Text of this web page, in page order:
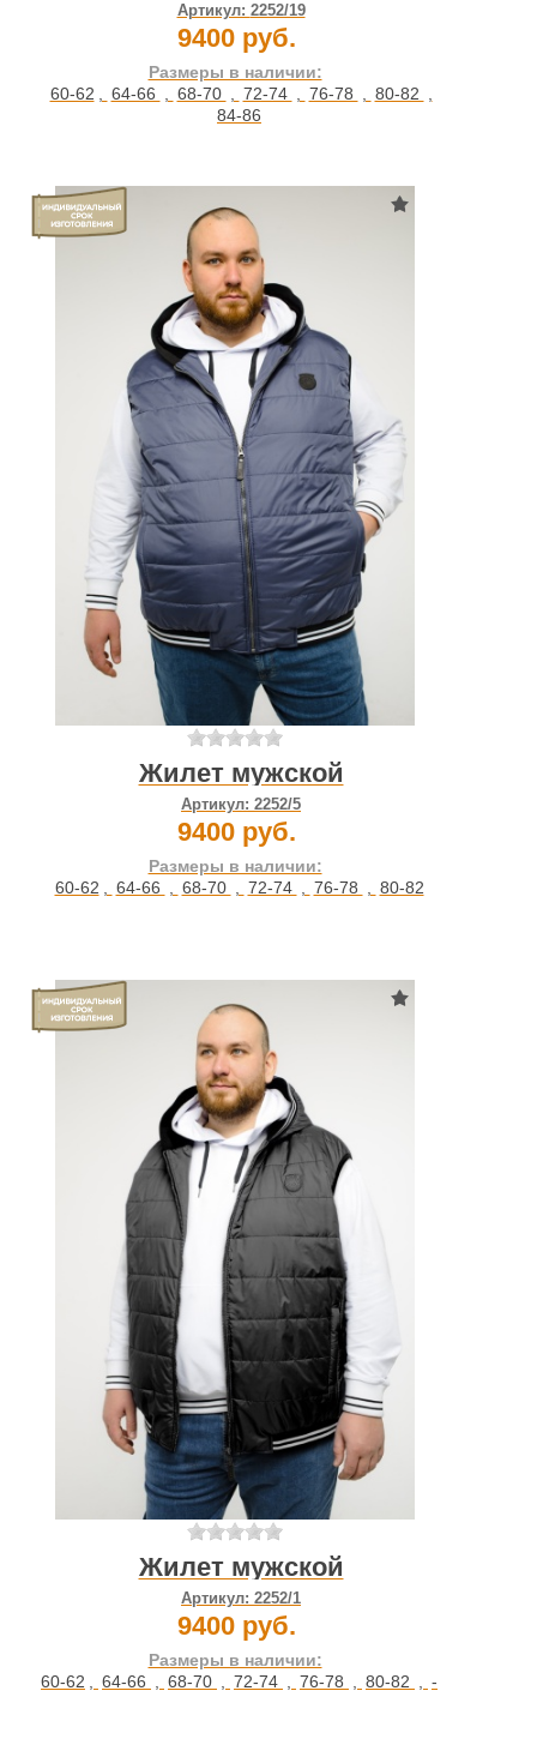
Артикул: 2252/19
9400 руб.
Размеры в наличии:
60-62 , 64-66 , 68-70 , 72-74 , 76-78 , 80-82 ,
84-86
Жилет мужской
Артикул: 2252/5
9400 руб.
Размеры в наличии:
60-62 , 64-66 , 68-70 , 72-74 , 76-78 , 80-82
Жилет мужской
Артикул: 2252/1
9400 руб.
Размеры в наличии:
60-62 , 64-66 , 68-70 , 72-74 , 76-78 , 80-82 , -